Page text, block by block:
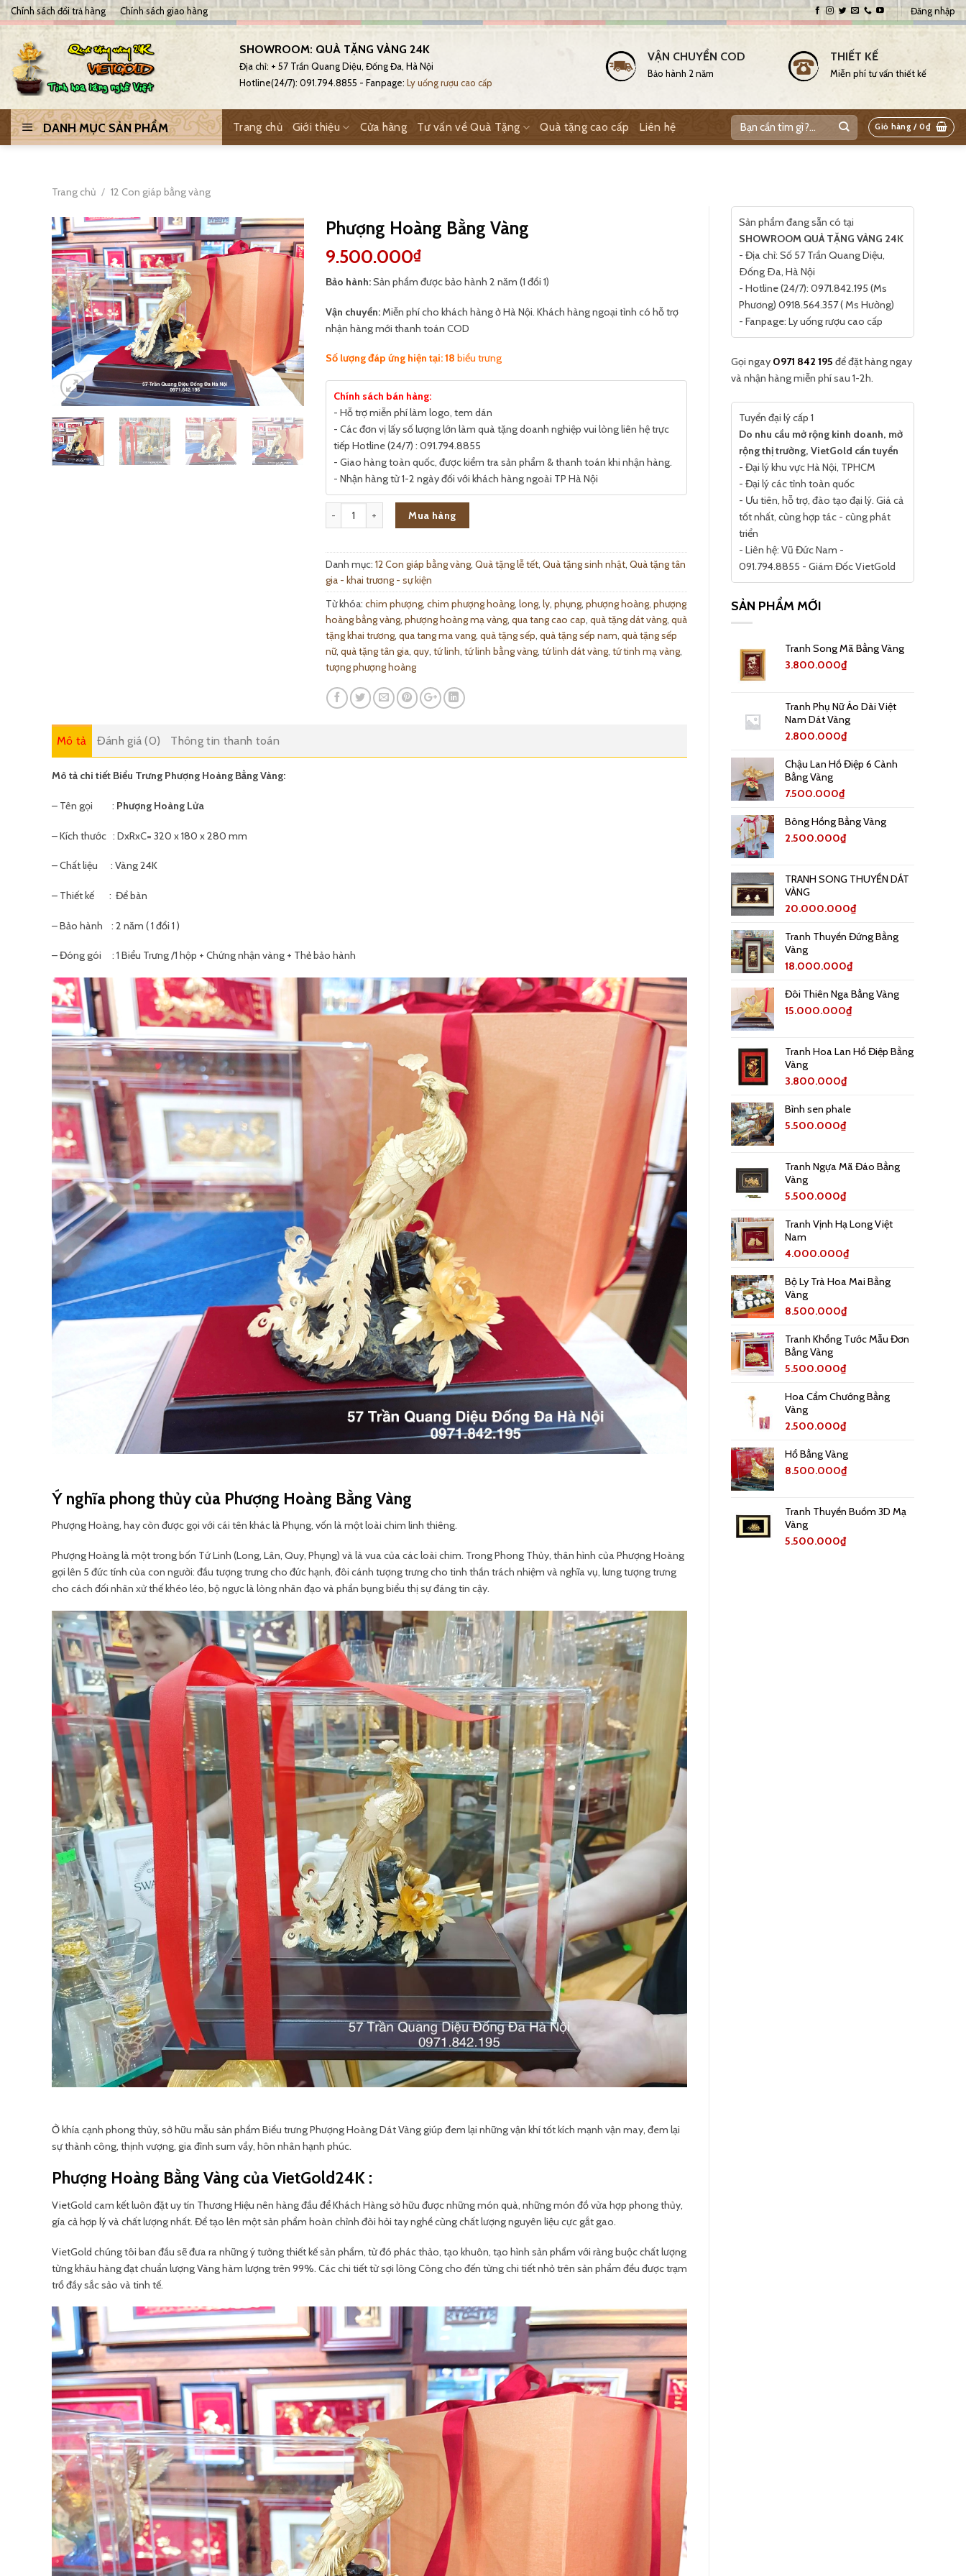
Skip
to
content
Chính sách đổi trả hàng Chính sách giao hàng Đăng nhập
SHOWROOM: QUÀ TẶNG VÀNG 24K
Địa chỉ: + 57 Trần Quang Diệu, Đống Đa, Hà Nội
Hotline(24/7): 091.794.8855 - Fanpage: Ly uống rượu cao cấp
VẬN CHUYỂN COD
Bảo hành 2 năm
THIẾT KẾ
Miễn phí tư vấn thiết kế
DANH MỤC SẢN PHẨM Trang chủ Giới thiệu Cửa hàng Tư vấn về Quà Tặng Quà tặng cao cấp Liên hệ Giỏ hàng /0₫
Trang chủ / 12 Con giáp bằng vàng
Sản phẩm đang sẵn có tại
SHOWROOM QUÀ TẶNG VÀNG 24K
- Địa chỉ: Số 57 Trần Quang Diệu,
Ðống Ða, Hà Nội
- Hotline (24/7): 0971.842.195 (Ms
Phương) 0918.564.357 ( Ms Hường)
- Fanpage: Ly uống rượu cao cấp
Gọi ngay 0971 842 195 để đặt hàng ngay
và nhận hàng miễn phí sau 1-2h.
Tuyển đại lý cấp 1
Do nhu cầu mở rộng kinh doanh, mở
rộng thị trường, VietGold cần tuyển
- Đại lý khu vực Hà Nội, TPHCM
- Đại lý các tỉnh toàn quốc
- Ưu tiên, hỗ trợ, đào tạo đại lý. Giá cả
tốt nhất, cùng hợp tác - cùng phát
triển
- Liên hệ: Vũ Đức Nam -
091.794.8855 - Giám Đốc VietGold
SẢN PHẨM MỚI
Tranh Song Mã Bằng Vàng
3.800.000₫
Tranh Phụ Nữ Áo Dài Việt
Nam Dát Vàng
2.800.000₫
Chậu Lan Hồ Điệp 6 Cành
Bằng Vàng
7.500.000₫
Bông Hồng Bằng Vàng
2.500.000₫
TRANH SONG THUYỀN DÁT
VÀNG
20.000.000₫
Tranh Thuyền Đứng Bằng
Vàng
18.000.000₫
Đôi Thiên Nga Bằng Vàng
15.000.000₫
Tranh Hoa Lan Hồ Điệp Bằng
Vàng
3.800.000₫
Bình sen phale
5.500.000₫
Tranh Ngựa Mã Đáo Bằng
Vàng
5.500.000₫
Tranh Vịnh Hạ Long Việt
Nam
4.000.000₫
Bộ Ly Trà Hoa Mai Bằng
Vàng
8.500.000₫
Tranh Khổng Tước Mẫu Đơn
Bằng Vàng
5.500.000₫
Hoa Cẩm Chướng Bằng
Vàng
2.500.000₫
Hổ Bằng Vàng
8.500.000₫
Tranh Thuyền Buồm 3D Mạ
Vàng
5.500.000₫
Phượng Hoàng Bằng Vàng
9.500.000₫
Bảo hành:Sản phẩm được bảo hành 2 năm (1 đổi 1)
Vận chuyển:Miễn phí cho khách hàng ở Hà Nội. Khách hàng ngoại tỉnh có hỗ trợ
nhận hàng mới thanh toán COD
Số lượng đáp ứng hiện tại: 18 biểu trưng
Chính sách bán hàng:
- Hỗ trợ miễn phí làm logo, tem dán
- Các đơn vị lấy số lượng lớn làm quà tặng doanh nghiệp vui lòng liên hệ trực
tiếp Hotline (24/7) : 091.794.8855
- Giao hàng toàn quốc, được kiểm tra sản phẩm & thanh toán khi nhận hàng.
- Nhận hàng từ 1-2 ngày đối với khách hàng ngoài TP Hà Nội
Phượng Hoàng Bằng Vàng số lượng
Mua hàng
Danh mục: 12 Con giáp bằng vàng, Quà tặng lễ tết, Quà tặng sinh nhật, Quà tặng tân
gia - khai trương - sự kiện
Từ khóa: chim phượng, chim phượng hoàng, long, ly, phụng, phượng hoàng, phượng
hoàng bằng vàng, phượng hoàng mạ vàng, qua tang cao cap, quà tặng dát vàng, quà
tặng khai trương, qua tang ma vang, quà tặng sếp, quà tặng sếp nam, quà tặng sếp
nữ, quà tặng tân gia, quy, tứ linh, tứ linh bằng vàng, tứ linh dát vàng, tứ tinh mạ vàng,
tượng phượng hoàng
Mô tả Đánh giá (0) Thông tin thanh toán
Mô tả chi tiết Biểu Trưng Phượng Hoàng Bằng Vàng:
– Tên gọi : Phượng Hoàng Lửa
– Kích thước : DxRxC= 320 x 180 x 280 mm
– Chất liệu : Vàng 24K
– Thiết kế : Để bàn
– Bảo hành : 2 năm ( 1 đổi 1 )
– Đóng gói : 1 Biểu Trưng /1 hộp + Chứng nhận vàng + Thẻ bảo hành
Ý nghĩa phong thủy của Phượng Hoàng Bằng Vàng
Phượng Hoàng, hay còn được gọi với cái tên khác là Phụng, vốn là một loài chim linh thiêng.
Phượng Hoàng là một trong bốn Tứ Linh (Long, Lân, Quy, Phụng) và là vua của các loài chim. Trong Phong Thủy, thân hình của Phượng Hoàng
gợi lên 5 đức tính của con người: đầu tượng trưng cho đức hạnh, đôi cánh tượng trưng cho tinh thần trách nhiệm và nghĩa vụ, lưng tượng trưng
cho cách đối nhân xử thế khéo léo, bộ ngực là lòng nhân đạo và phần bụng biểu thị sự đáng tin cậy.
Ở khía cạnh phong thủy, sở hữu mẫu sản phẩm Biểu trưng Phượng Hoàng Dát Vàng giúp đem lại những vận khí tốt kích mạnh vận may, đem lại
sự thành công, thịnh vượng, gia đình sum vầy, hôn nhân hạnh phúc.
Phượng Hoàng Bằng Vàng của VietGold24K :
VietGold cam kết luôn đặt uy tín Thương Hiệu nên hàng đầu để Khách Hàng sở hữu được những món quà, những món đồ vừa hợp phong thủy,
gía cả hợp lý và chất lượng nhất. Để tạo lên một sản phẩm hoàn chỉnh đòi hỏi tay nghề cùng chất lượng nguyên liệu cực gắt gao.
VietGold chúng tôi ban đầu sẽ đưa ra những ý tưởng thiết kế sản phẩm, từ đó phác thảo, tạo khuôn, tạo hình sản phẩm với ràng buộc chất lượng
từng khâu hàng đạt chuẩn lượng Vàng hàm lượng trên 99%. Các chi tiết từ sợi lông Công cho đến từng chi tiết nhỏ trên sản phẩm đều được trạm
trổ đầy sắc sảo và tinh tế.